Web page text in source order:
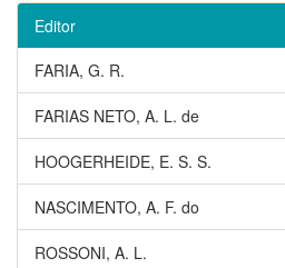
Editor
FARIA, G. R.
FARIAS NETO, A. L. de
HOOGERHEIDE, E. S. S.
NASCIMENTO, A. F. do
ROSSONI, A. L.